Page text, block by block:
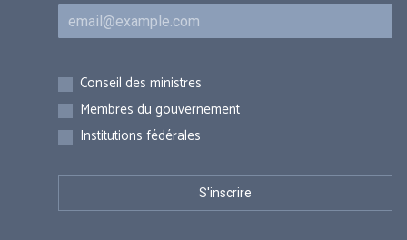
Courriel
Inscriptions
Conseil des ministres
Membres du gouvernement
Institutions fédérales